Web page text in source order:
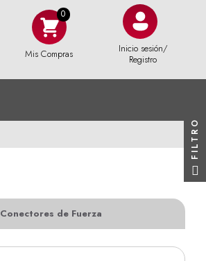
Mis Compras
Inicio sesión/
Registro
Conectores de Fuerza
FILTRO